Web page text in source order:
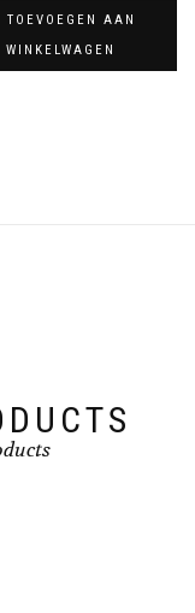
TOEVOEGEN AAN
WINKELWAGEN